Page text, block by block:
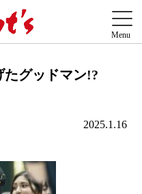
たグッドマン!?
2025.1.16